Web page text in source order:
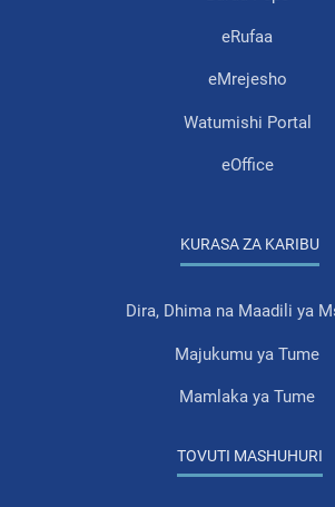
eRufaa
eMrejesho
Watumishi Portal
eOffice
KURASA ZA KARIBU
Dira, Dhima na Maadili ya
Majukumu ya Tume
Mamlaka ya Tume
TOVUTI MASHUHURI